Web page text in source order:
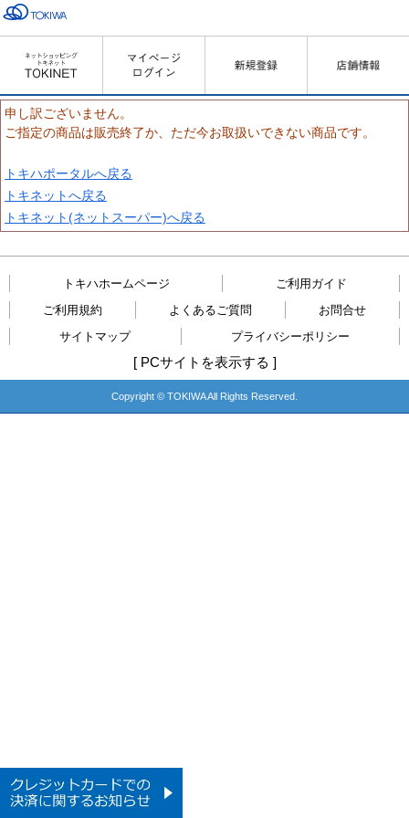
申し訳ございません。
ご指定の商品は販売終了か、ただ今お取扱いできない商品です。
トキハポータルへ戻る
トキネットへ戻る
トキネット(ネットスーパー)へ戻る
トキハホームページ
ご利用ガイド
ご利用規約
よくあるご質問
お問合せ
サイトマップ
プライバシーポリシー
[ PCサイトを表示する ]
Copyright © TOKIWA All Rights Reserved.